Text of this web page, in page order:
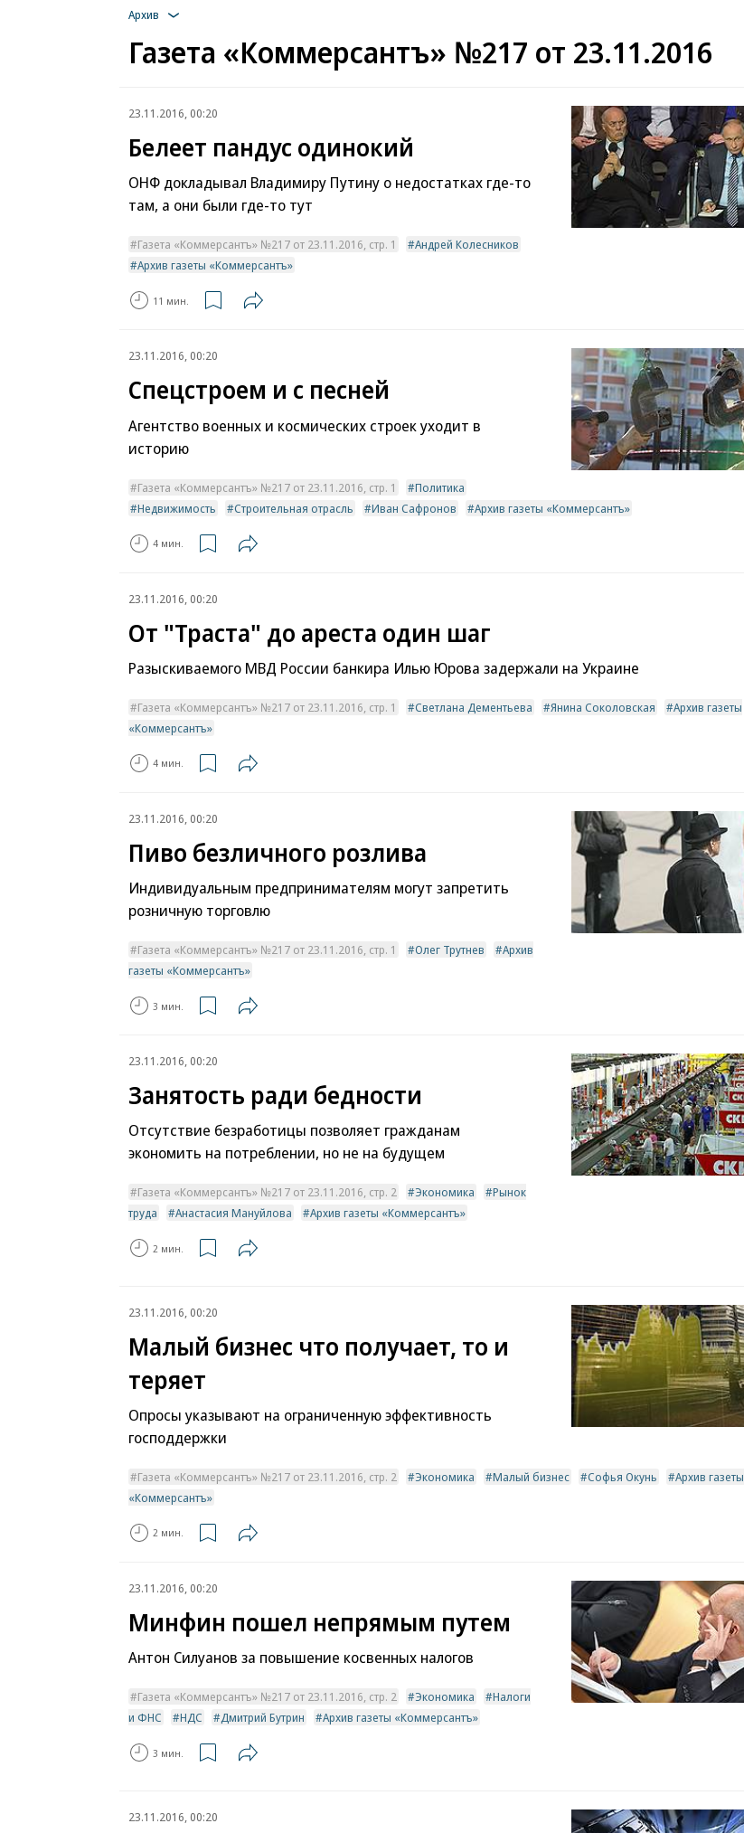
Архив
Газета «Коммерсантъ» №217 от 23.11.2016
23.11.2016, 00:20
Белеет пандус одинокий
ОНФ докладывал Владимиру Путину о недостатках где-то
там, а они были где-то тут
Газета «Коммерсантъ» №217 от 23.11.2016, стр. 1
Андрей Колесников
Архив газеты «Коммерсантъ»
11 мин.
23.11.2016, 00:20
Спецстроем и с песней
Агентство военных и космических строек уходит в
историю
Газета «Коммерсантъ» №217 от 23.11.2016, стр. 1
Политика
Недвижимость
Строительная отрасль Иван Сафронов Архив газеты «Коммерсантъ»
4 мин.
23.11.2016, 00:20
От "Траста" до ареста один шаг
Разыскиваемого МВД России банкира Илью Юрова задержали на Украине
Газета «Коммерсантъ» №217 от 23.11.2016, стр. 1 Светлана Дементьева Янина Соколовская
Архив газеты
«Коммерсантъ»
4 мин.
23.11.2016, 00:20
Пиво безличного розлива
Индивидуальным предпринимателям могут запретить
розничную торговлю
Газета «Коммерсантъ» №217 от 23.11.2016, стр. 1 Олег Трутнев
Архив
газеты «Коммерсантъ»
3 мин.
23.11.2016, 00:20
Занятость ради бедности
Отсутствие безработицы позволяет гражданам
экономить на потреблении, но не на будущем
Газета «Коммерсантъ» №217 от 23.11.2016, стр. 2 Экономика
Рынок
труда
Анастасия Мануйлова Архив газеты «Коммерсантъ»
2 мин.
23.11.2016, 00:20
Малый бизнес что получает, то и
теряет
Опросы указывают на ограниченную эффективность
господдержки
Газета «Коммерсантъ» №217 от 23.11.2016, стр. 2 Экономика Малый бизнес Софья Окунь
Архив газеты
«Коммерсантъ»
2 мин.
23.11.2016, 00:20
Минфин пошел непрямым путем
Антон Силуанов за повышение косвенных налогов
Газета «Коммерсантъ» №217 от 23.11.2016, стр. 2 Экономика
Налоги
и ФНС
НДС Дмитрий Бутрин Архив газеты «Коммерсантъ»
3 мин.
23.11.2016, 00:20